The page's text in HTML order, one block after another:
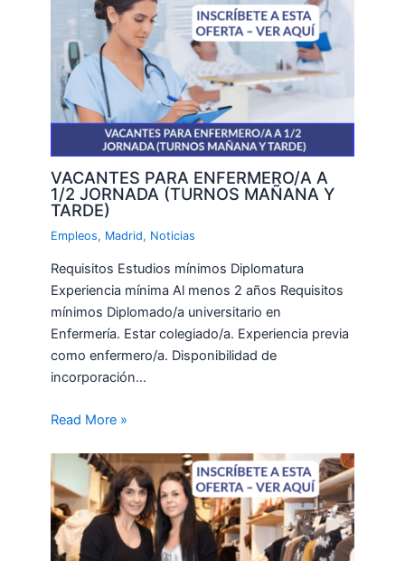
VACANTES PARA ENFERMERO/A A
1/2 JORNADA (TURNOS MAÑANA Y
TARDE)
Empleos, Madrid, Noticias
Requisitos Estudios mínimos Diplomatura
Experiencia mínima Al menos 2 años Requisitos
mínimos Diplomado/a universitario en
Enfermería. Estar colegiado/a. Experiencia previa
como enfermero/a. Disponibilidad de
incorporación…
Read More »